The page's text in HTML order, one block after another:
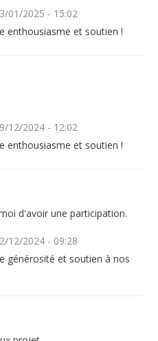
01/2025 - 15:02
enthousiasme et soutien !
12/2024 - 12:02
enthousiasme et soutien !
d'avoir une participation.
12/2024 - 09:28
générosité et soutien à nos